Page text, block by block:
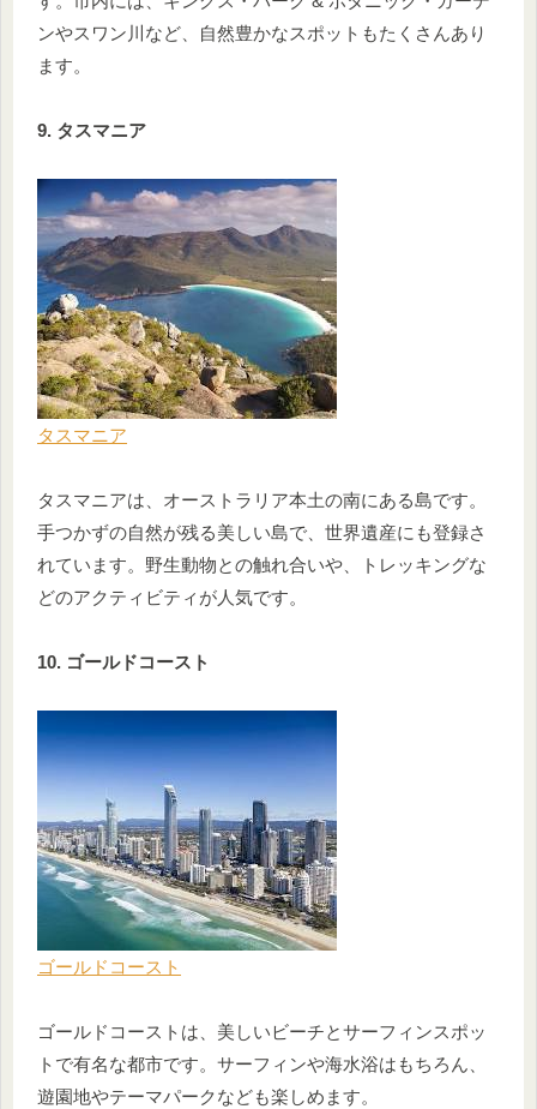
ンやスワン川など、自然豊かなスポットもたくさんあり
ます。
9. タスマニア
タスマニア
タスマニアは、オーストラリア本土の南にある島です。
手つかずの自然が残る美しい島で、世界遺産にも登録さ
れています。野生動物との触れ合いや、トレッキングな
どのアクティビティが人気です。
10. ゴールドコースト
ゴールドコースト
ゴールドコーストは、美しいビーチとサーフィンスポッ
トで有名な都市です。サーフィンや海水浴はもちろん、
遊園地やテーマパークなども楽しめます。